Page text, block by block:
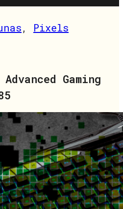
, Pixels
Gaming